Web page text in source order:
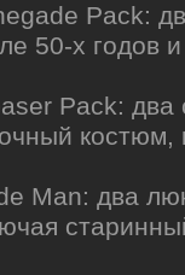
Pack:
50-х годов
Pack: два
костюм,
Man: два